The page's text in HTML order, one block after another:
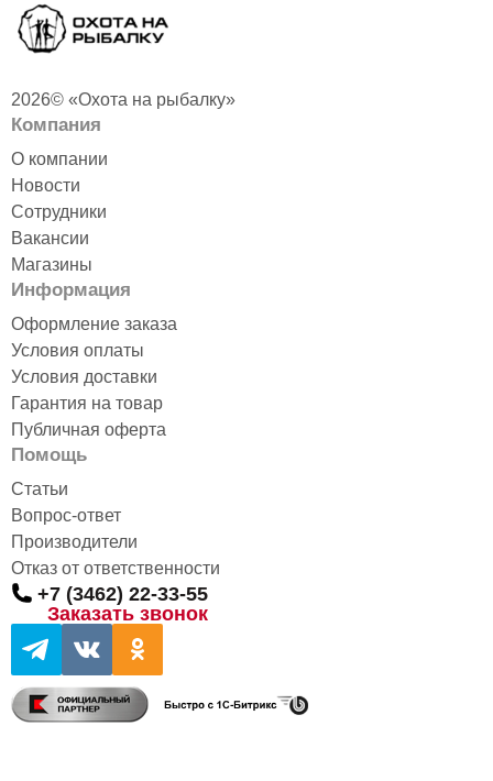
2026© «Охота на рыбалку»
Компания
О компании
Новости
Сотрудники
Вакансии
Магазины
Информация
Оформление заказа
Условия оплаты
Условия доставки
Гарантия на товар
Публичная оферта
Помощь
Статьи
Вопрос-ответ
Производители
Отказ от ответственности
+7 (3462) 22-33-55
Заказать звонок